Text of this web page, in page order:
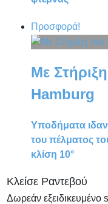
Προσφορά!
Με
Hamburg
Υποδήματα
του πέλματος
κλίση 10°
Κλείσε Ραντεβού
Δωρεάν εξειδικευμένο